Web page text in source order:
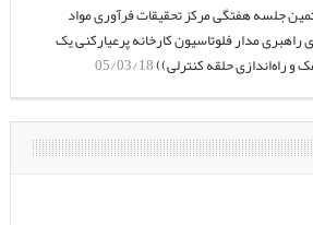
جلسه هفتگی مرکز تحقیقات فرآوری مواد
مدار فلوتاسیون کارخانه پرعیارکنی یک
راه‌اندازی حلقه کنترلی))05/03/18